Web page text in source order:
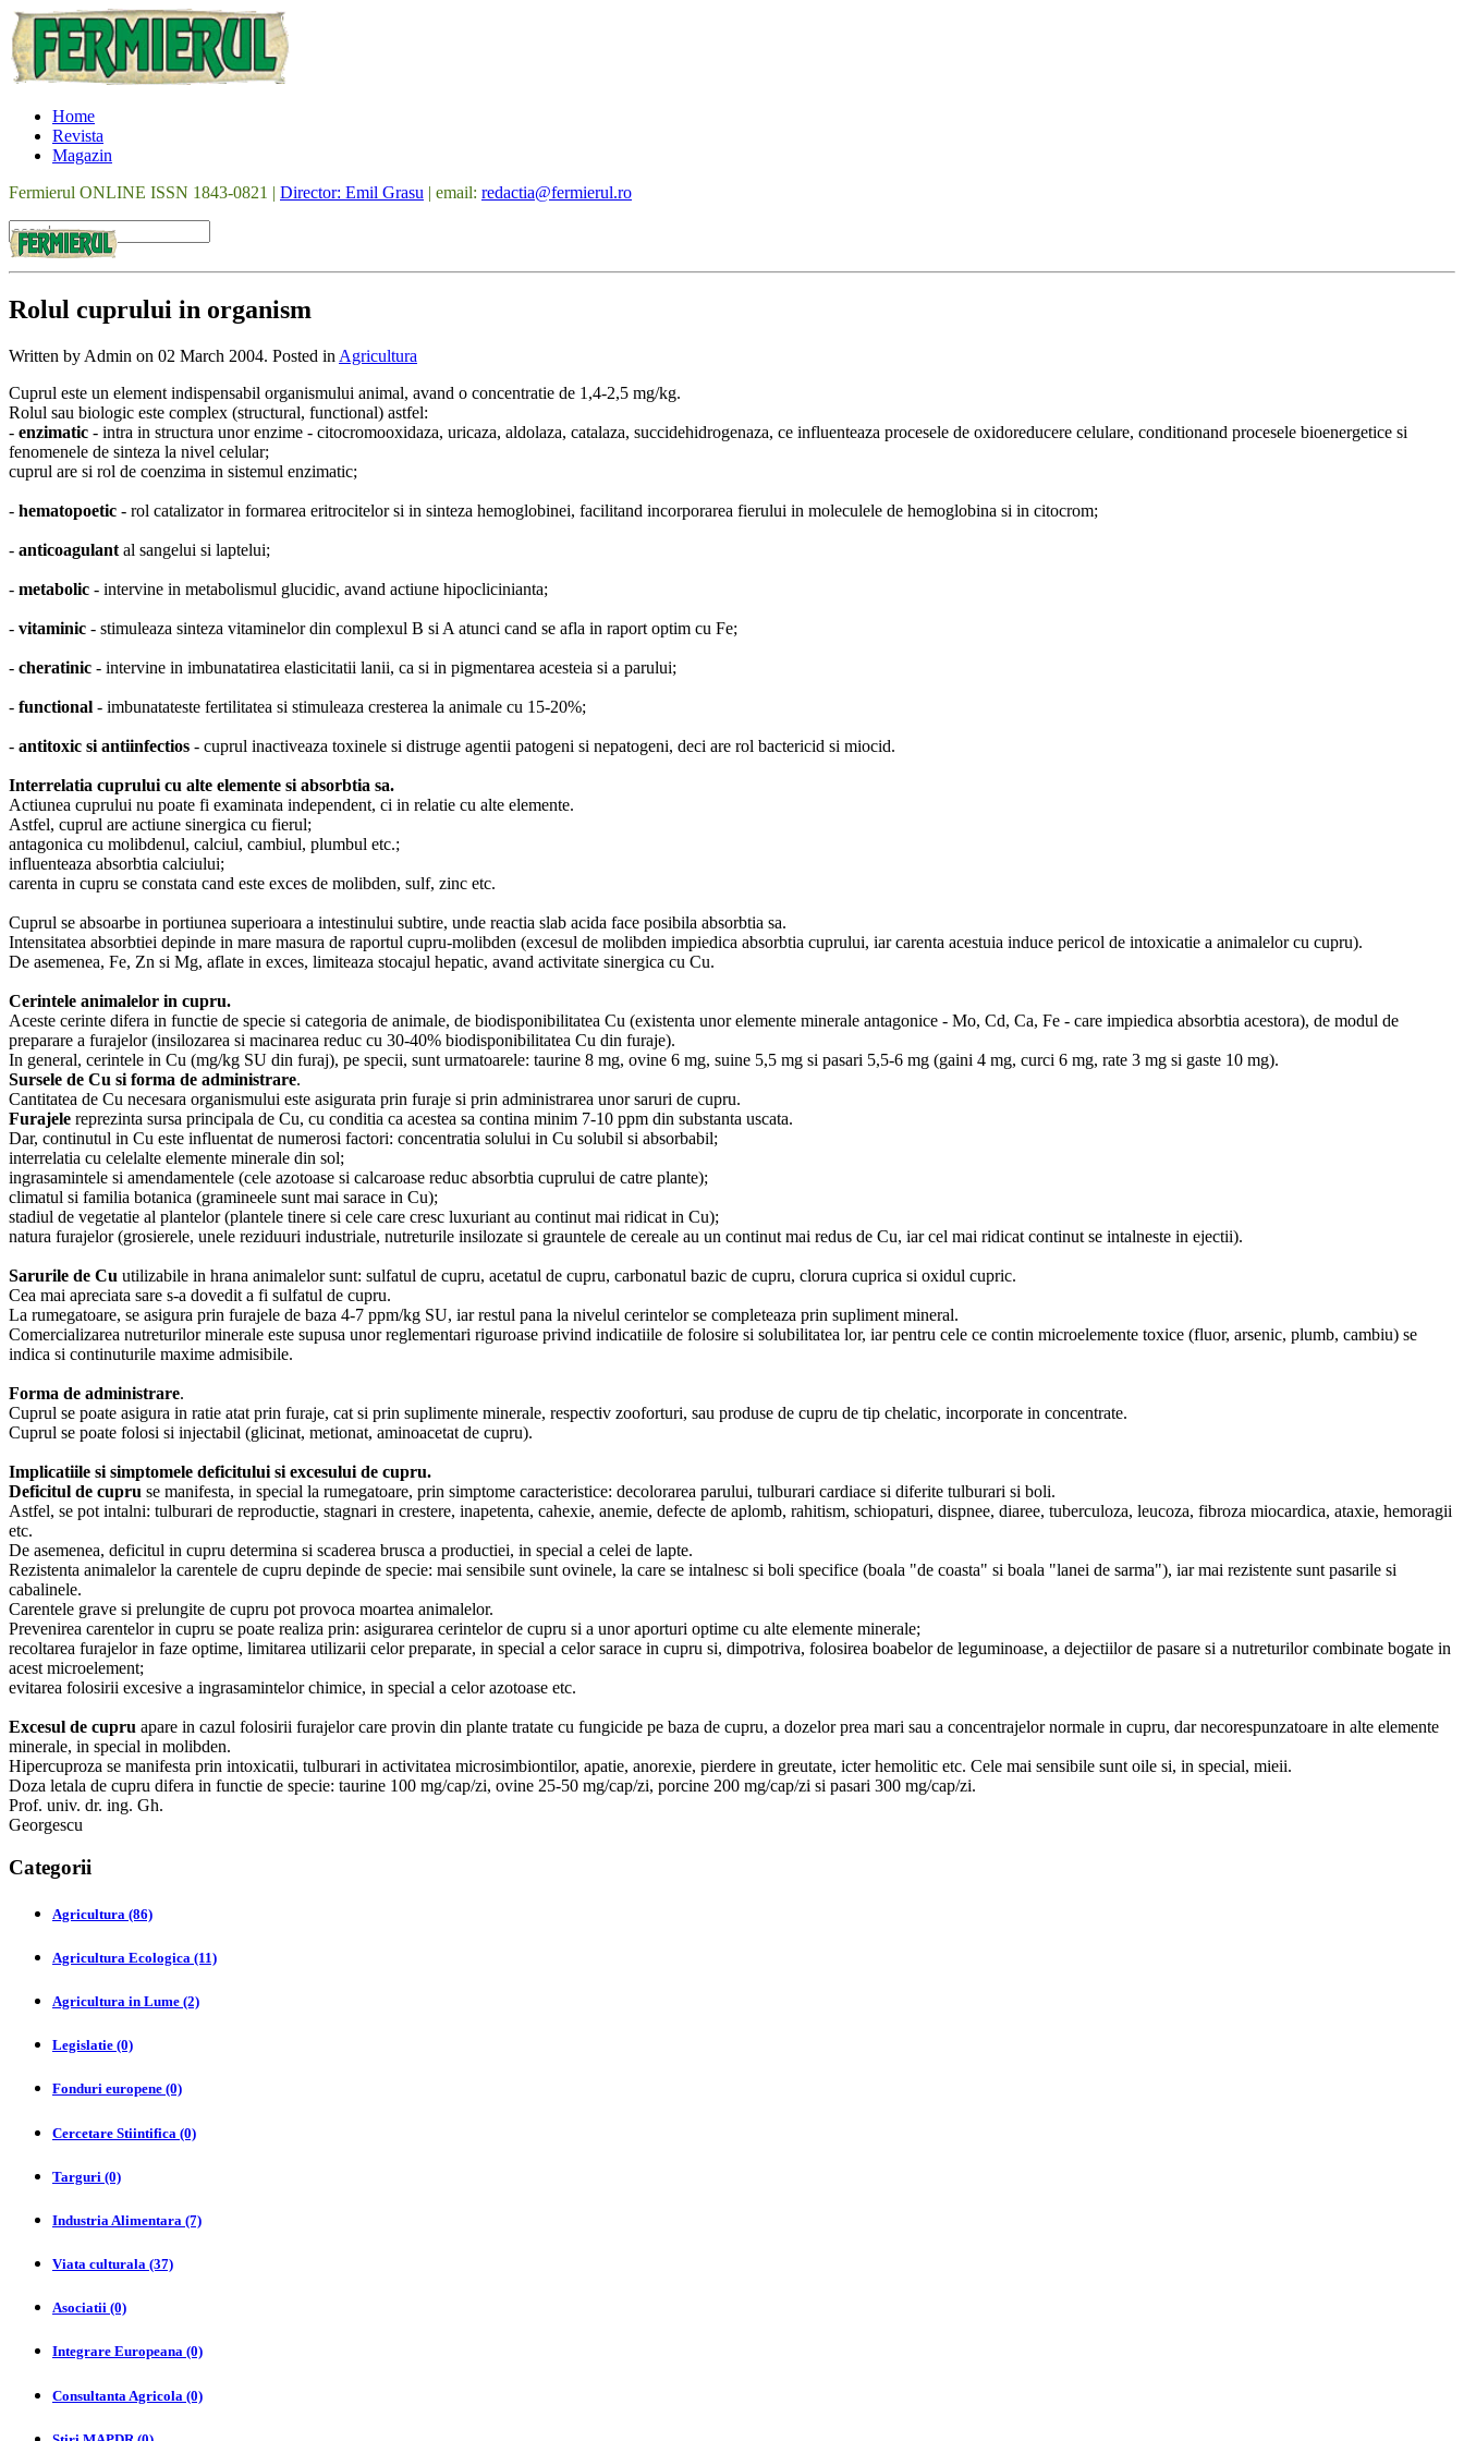
Home
Revista
Magazin
Fermierul ONLINE ISSN 1843-0821 | Director: Emil Grasu | email: redactia@fermierul.ro
Rolul cuprului in organism
Written by Admin on 02 March 2004. Posted in Agricultura
Cuprul este un element indispensabil organismului animal, avand o concentratie de 1,4-2,5 mg/kg.
Rolul sau biologic este complex (structural, functional) astfel:
- enzimatic - intra in structura unor enzime - citocromooxidaza, uricaza, aldolaza, catalaza, succidehidrogenaza, ce influenteaza procesele de oxidoreducere celulare, conditionand procesele bioenergetice si
fenomenele de sinteza la nivel celular;
cuprul are si rol de coenzima in sistemul enzimatic;
- hematopoetic - rol catalizator in formarea eritrocitelor si in sinteza hemoglobinei, facilitand incorporarea fierului in moleculele de hemoglobina si in citocrom;
- anticoagulant al sangelui si laptelui;
- metabolic - intervine in metabolismul glucidic, avand actiune hipoclicinianta;
- vitaminic - stimuleaza sinteza vitaminelor din complexul B si A atunci cand se afla in raport optim cu Fe;
- cheratinic - intervine in imbunatatirea elasticitatii lanii, ca si in pigmentarea acesteia si a parului;
- functional - imbunatateste fertilitatea si stimuleaza cresterea la animale cu 15-20%;
- antitoxic si antiinfectios - cuprul inactiveaza toxinele si distruge agentii patogeni si nepatogeni, deci are rol bactericid si miocid.
Interrelatia cuprului cu alte elemente si absorbtia sa.
Actiunea cuprului nu poate fi examinata independent, ci in relatie cu alte elemente.
Astfel, cuprul are actiune sinergica cu fierul;
antagonica cu molibdenul, calciul, cambiul, plumbul etc.;
influenteaza absorbtia calciului;
carenta in cupru se constata cand este exces de molibden, sulf, zinc etc.
Cuprul se absoarbe in portiunea superioara a intestinului subtire, unde reactia slab acida face posibila absorbtia sa.
Intensitatea absorbtiei depinde in mare masura de raportul cupru-molibden (excesul de molibden impiedica absorbtia cuprului, iar carenta acestuia induce pericol de intoxicatie a animalelor cu cupru).
De asemenea, Fe, Zn si Mg, aflate in exces, limiteaza stocajul hepatic, avand activitate sinergica cu Cu.
Cerintele animalelor in cupru.
Aceste cerinte difera in functie de specie si categoria de animale, de biodisponibilitatea Cu (existenta unor elemente minerale antagonice - Mo, Cd, Ca, Fe - care impiedica absorbtia acestora), de modul de
preparare a furajelor (insilozarea si macinarea reduc cu 30-40% biodisponibilitatea Cu din furaje).
In general, cerintele in Cu (mg/kg SU din furaj), pe specii, sunt urmatoarele: taurine 8 mg, ovine 6 mg, suine 5,5 mg si pasari 5,5-6 mg (gaini 4 mg, curci 6 mg, rate 3 mg si gaste 10 mg).
Sursele de Cu si forma de administrare.
Cantitatea de Cu necesara organismului este asigurata prin furaje si prin administrarea unor saruri de cupru.
Furajele reprezinta sursa principala de Cu, cu conditia ca acestea sa contina minim 7-10 ppm din substanta uscata.
Dar, continutul in Cu este influentat de numerosi factori: concentratia solului in Cu solubil si absorbabil;
interrelatia cu celelalte elemente minerale din sol;
ingrasamintele si amendamentele (cele azotoase si calcaroase reduc absorbtia cuprului de catre plante);
climatul si familia botanica (gramineele sunt mai sarace in Cu);
stadiul de vegetatie al plantelor (plantele tinere si cele care cresc luxuriant au continut mai ridicat in Cu);
natura furajelor (grosierele, unele reziduuri industriale, nutreturile insilozate si grauntele de cereale au un continut mai redus de Cu, iar cel mai ridicat continut se intalneste in ejectii).
Sarurile de Cu utilizabile in hrana animalelor sunt: sulfatul de cupru, acetatul de cupru, carbonatul bazic de cupru, clorura cuprica si oxidul cupric.
Cea mai apreciata sare s-a dovedit a fi sulfatul de cupru.
La rumegatoare, se asigura prin furajele de baza 4-7 ppm/kg SU, iar restul pana la nivelul cerintelor se completeaza prin supliment mineral.
Comercializarea nutreturilor minerale este supusa unor reglementari riguroase privind indicatiile de folosire si solubilitatea lor, iar pentru cele ce contin microelemente toxice (fluor, arsenic, plumb, cambiu) se
indica si continuturile maxime admisibile.
Forma de administrare.
Cuprul se poate asigura in ratie atat prin furaje, cat si prin suplimente minerale, respectiv zooforturi, sau produse de cupru de tip chelatic, incorporate in concentrate.
Cuprul se poate folosi si injectabil (glicinat, metionat, aminoacetat de cupru).
Implicatiile si simptomele deficitului si excesului de cupru.
Deficitul de cupru se manifesta, in special la rumegatoare, prin simptome caracteristice: decolorarea parului, tulburari cardiace si diferite tulburari si boli.
Astfel, se pot intalni: tulburari de reproductie, stagnari in crestere, inapetenta, cahexie, anemie, defecte de aplomb, rahitism, schiopaturi, dispnee, diaree, tuberculoza, leucoza, fibroza miocardica, ataxie, hemoragii
etc.
De asemenea, deficitul in cupru determina si scaderea brusca a productiei, in special a celei de lapte.
Rezistenta animalelor la carentele de cupru depinde de specie: mai sensibile sunt ovinele, la care se intalnesc si boli specifice (boala "de coasta" si boala "lanei de sarma"), iar mai rezistente sunt pasarile si
cabalinele.
Carentele grave si prelungite de cupru pot provoca moartea animalelor.
Prevenirea carentelor in cupru se poate realiza prin: asigurarea cerintelor de cupru si a unor aporturi optime cu alte elemente minerale;
recoltarea furajelor in faze optime, limitarea utilizarii celor preparate, in special a celor sarace in cupru si, dimpotriva, folosirea boabelor de leguminoase, a dejectiilor de pasare si a nutreturilor combinate bogate in
acest microelement;
evitarea folosirii excesive a ingrasamintelor chimice, in special a celor azotoase etc.
Excesul de cupru apare in cazul folosirii furajelor care provin din plante tratate cu fungicide pe baza de cupru, a dozelor prea mari sau a concentrajelor normale in cupru, dar necorespunzatoare in alte elemente
minerale, in special in molibden.
Hipercuproza se manifesta prin intoxicatii, tulburari in activitatea microsimbiontilor, apatie, anorexie, pierdere in greutate, icter hemolitic etc. Cele mai sensibile sunt oile si, in special, mieii.
Doza letala de cupru difera in functie de specie: taurine 100 mg/cap/zi, ovine 25-50 mg/cap/zi, porcine 200 mg/cap/zi si pasari 300 mg/cap/zi.
Prof. univ. dr. ing. Gh.
Georgescu
Categorii
Agricultura (86)
Agricultura Ecologica (11)
Agricultura in Lume (2)
Legislatie (0)
Fonduri europene (0)
Cercetare Stiintifica (0)
Targuri (0)
Industria Alimentara (7)
Viata culturala (37)
Asociatii (0)
Integrare Europeana (0)
Consultanta Agricola (0)